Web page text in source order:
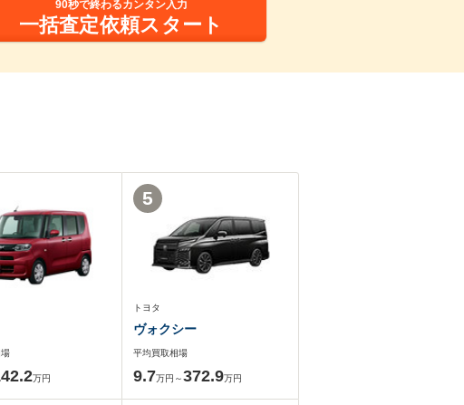
90秒で終わるカンタン入力
一括査定依頼スタート
万円
トヨタ
ヴォクシー
平均買取相場
9.7万円～372.9万円
5